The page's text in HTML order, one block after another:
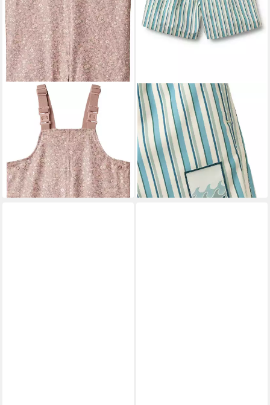
Regen- und Matschlatzhose
Charlo wasserdicht
ab 27,24 € UVP44,95 €
lieferbar - in 1-2 Werktagen bei dir
WHEAT
Badeshorts WHEAT Swim
Trunk Hansi badge
49,95 €
lieferbar - in 2-3 Werktagen bei dir